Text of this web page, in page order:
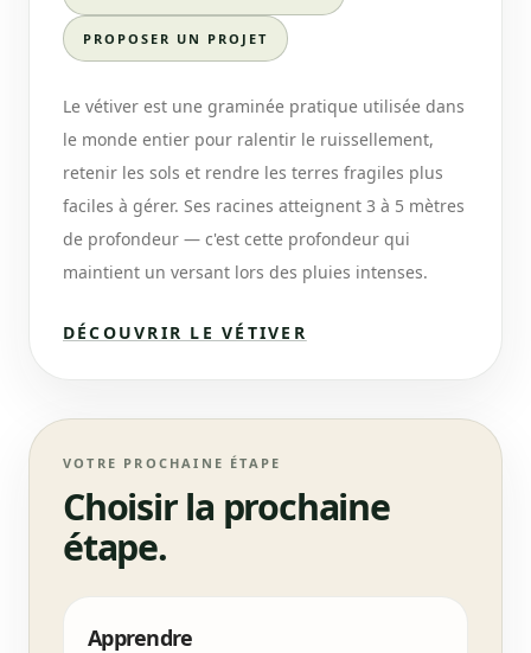
PROPOSER UN PROJET
Le vétiver est une graminée pratique utilisée dans
le monde entier pour ralentir le ruissellement,
retenir les sols et rendre les terres fragiles plus
faciles à gérer. Ses racines atteignent 3 à 5 mètres
de profondeur — c'est cette profondeur qui
maintient un versant lors des pluies intenses.
DÉCOUVRIR LE VÉTIVER
VOTRE PROCHAINE ÉTAPE
Choisir la prochaine
étape.
Apprendre